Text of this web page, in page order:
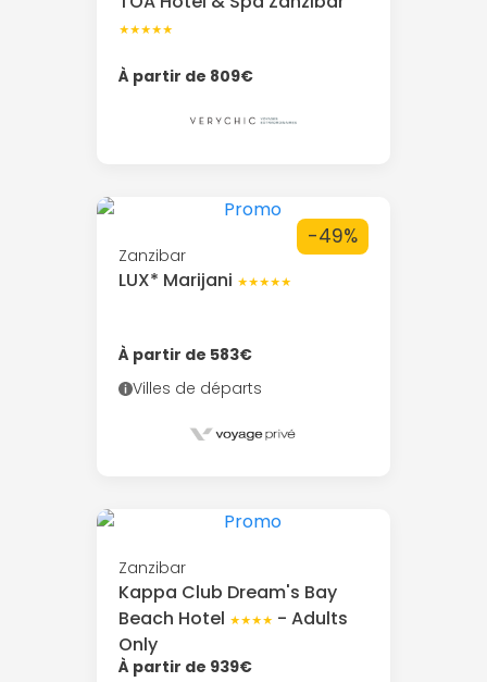
★★★★★
À partir de 809€
Zanzibar
LUX* Marijani ★★★★★
À partir de 583€
Villes de départs
-49%
Zanzibar
Kappa Club Dream's Bay
Beach Hotel ★★★★ - Adults
Only
À partir de 939€